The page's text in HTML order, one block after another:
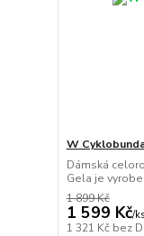
W
Dámská
Gela je
1 899 Kč
1 599 Kč/ks
1 321 Kč bez